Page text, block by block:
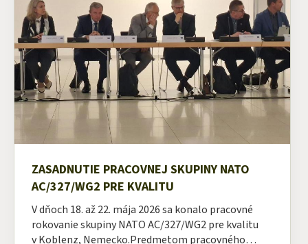
ZASADNUTIE PRACOVNEJ SKUPINY NATO
AC/327/WG2 PRE KVALITU
V dňoch 18. až 22. mája 2026 sa konalo pracovné
rokovanie skupiny NATO AC/327/WG2 pre kvalitu
v Koblenz, Nemecko.Predmetom pracovného…